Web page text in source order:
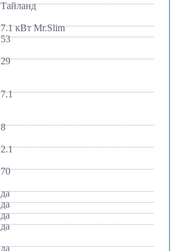
Тайланд
7.1 кВт Mr.Slim
53
29
7.1
8
2.1
70
да
да
да
да
да